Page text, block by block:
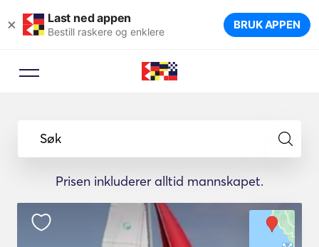
× Last ned appen
Bestill raskere og enklere BRUK APPEN
Søk
Prisen inkluderer alltid mannskapet.